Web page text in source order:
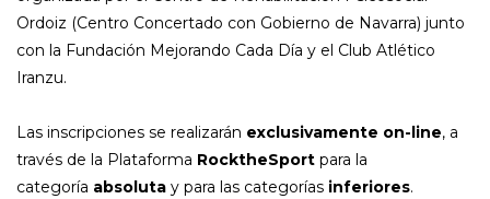
Ordoiz (Centro Concertado con Gobierno de Navarra) junto
con la Fundación Mejorando Cada Día y el Club Atlético
Iranzu.
Las inscripciones se realizarán exclusivamente on-line, a
través de la Plataforma RocktheSport para la
categoría absoluta y para las categorías inferiores.